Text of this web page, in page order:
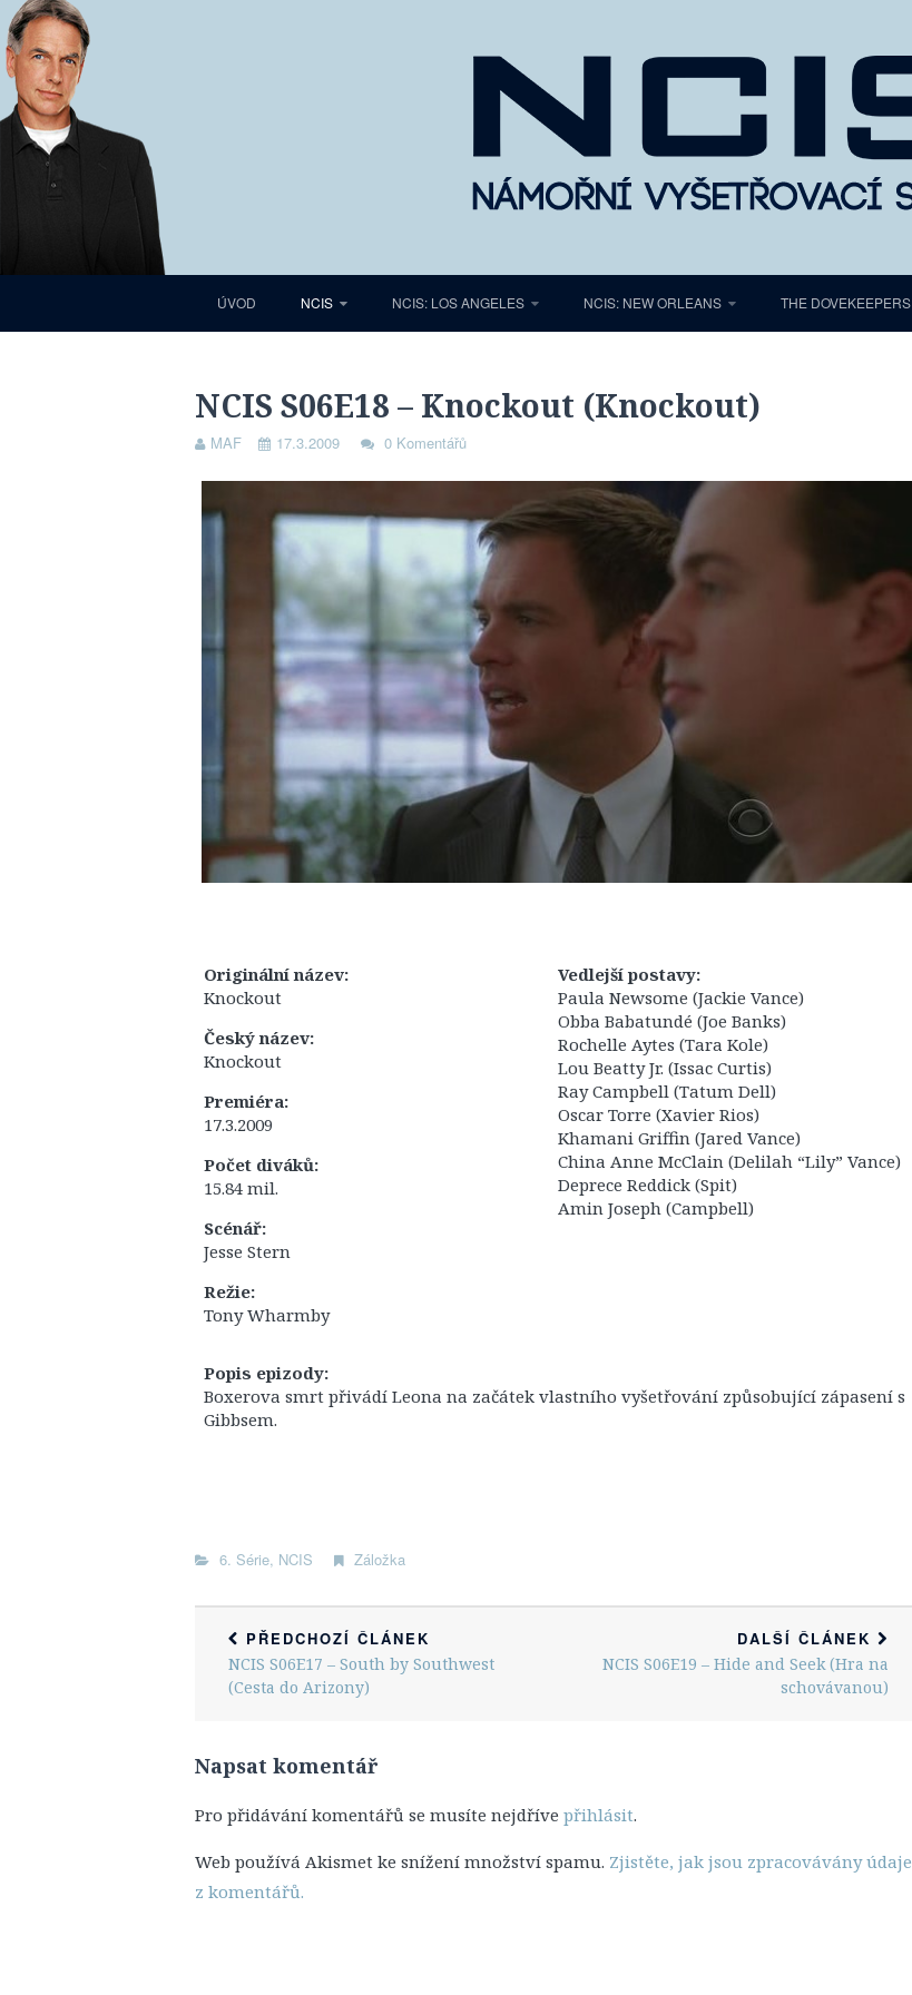
ÚVOD NCIS NCIS: LOS ANGELES NCIS: NEW ORLEANS THE DOVEKEEPERS
NCIS S06E18 – Knockout (Knockout)
MAF 17.3.2009 0 Komentářů
Originální název:
Knockout
Český název:
Knockout
Premiéra:
17.3.2009
Počet diváků:
15.84 mil.
Scénář:
Jesse Stern
Režie:
Tony Wharmby
Vedlejší postavy:
Paula Newsome (Jackie Vance)
Obba Babatundé (Joe Banks)
Rochelle Aytes (Tara Kole)
Lou Beatty Jr. (Issac Curtis)
Ray Campbell (Tatum Dell)
Oscar Torre (Xavier Rios)
Khamani Griffin (Jared Vance)
China Anne McClain (Delilah “Lily” Vance)
Deprece Reddick (Spit)
Amin Joseph (Campbell)
Popis epizody:
Boxerova smrt přivádí Leona na začátek vlastního vyšetřování způsobující zápasení s
Gibbsem.
6. Série, NCIS Záložka
PŘEDCHOZÍ ČLÁNEK
NCIS S06E17 – South by Southwest
(Cesta do Arizony)
DALŠÍ ČLÁNEK
NCIS S06E19 – Hide and Seek (Hra na
schovávanou)
Napsat komentář
Pro přidávání komentářů se musíte nejdříve přihlásit.
Web používá Akismet ke snížení množství spamu. Zjistěte, jak jsou zpracovávány údaje
z komentářů.